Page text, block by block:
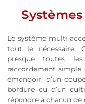
Le système multi-
tout le nécessaire.
presque toutes
raccordement simple
émondoir, d’un
bordure ou d’un
répondre à chacun de